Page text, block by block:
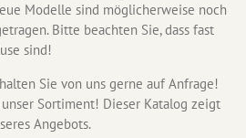
Modelle sind möglicherweise noch
Bitte beachten Sie, dass fast
sind!
Sie von uns gerne auf Anfrage!
Sortiment! Dieser Katalog zeigt
Angebots.